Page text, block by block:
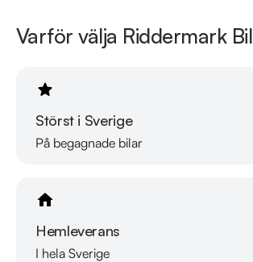
Varför välja Riddermark Bil
Störst i Sverige
På begagnade bilar
Hemleverans
I hela Sverige
Se hur vi genomför våra tester här:
Telefontider:
Måndag - Söndag: 08:00 - 24:00
Lördag: 10:00 - 18:00
Söndag: 10:00 - 16:00